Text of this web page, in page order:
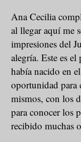
Ana Cecilia
al llegar aquí me
impresiones del
alegría. Este es
había nacido en
oportunidad para
mismos, con los
para conocer los
recibido muchas